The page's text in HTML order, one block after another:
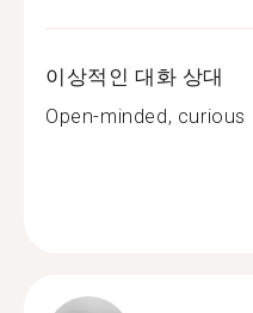
이상적인 대화 상대
Open-minded, curious